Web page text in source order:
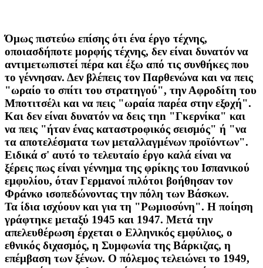
Όμως πιστεύω επίσης ότι ένα έργο τέχνης,
οποιασδήποτε μορφής τέχνης, δεν είναι δυνατόν να
αντιμετωπιστεί πέρα και έξω από τις συνθήκες που
το γέννησαν. Δεν βλέπεις τον Παρθενώνα και να πεις
"ωραίο το σπίτι του στρατηγού", την Αφροδίτη του
Μποτιτσέλι και να πεις "ωραία παρέα στην εξοχή".
Και δεν είναι δυνατόν να δεις τηn "Γκερνίκα" και
να πεις "ήταν ένας καταστροφικός σεισμός" ή "να
τα αποτελέσματα των μεταλλαγμένων προϊόντων".
Ειδικά σ' αυτό το τελευταίο έργο καλά είναι να
ξέρεις πως είναι γέννημα της φρίκης του Ισπανικού
εμφυλίου, όταν Γερμανοί πιλότοι βοήθησαν τον
Φράνκο ισοπεδώνοντας την πόλη των Βάσκων.
Τα ίδια ισχύουν και για τη "Ρωμιοσύνη". Η ποίηση
γράφτηκε μεταξύ 1945 και 1947. Μετά την
απελευθέρωση έρχεται ο Ελληνικός εμφύλιος, ο
εθνικός διχασμός, η Συμφωνία της Βάρκιζας, η
επέμβαση των ξένων. Ο πόλεμος τελειώνει το 1949,